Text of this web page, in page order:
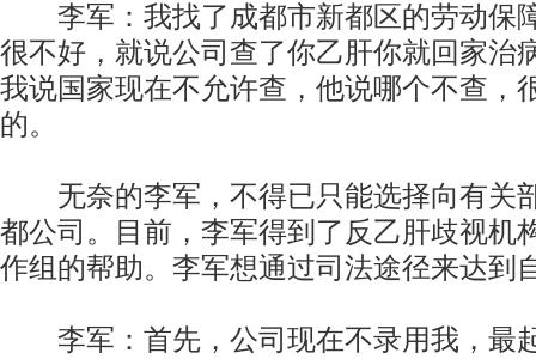
李军：我找了成都市新都区的劳动保
很不好，就说公司查了你乙肝你就回家治
我说国家现在不允许查，他说哪个不查，
的。
无奈的李军，不得已只能选择向有关
都公司。目前，李军得到了反乙肝歧视机
作组的帮助。李军想通过司法途径来达到
李军：首先，公司现在不录用我，最